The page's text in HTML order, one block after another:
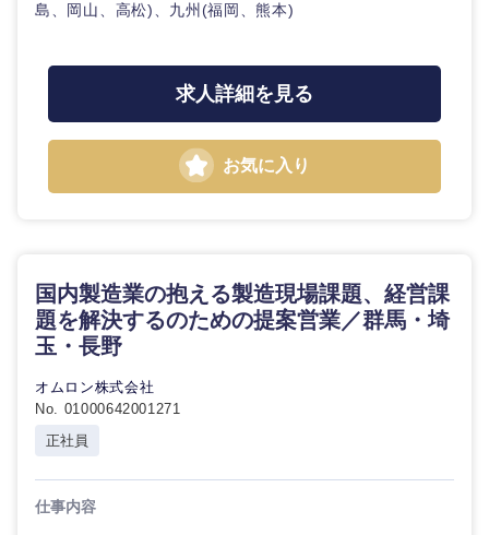
専門職
技術職
金融専門
職
メディカ
ル
不動産専門職
建設・施工管理
その他
コンサル・シンクタンク
マスメディア
人材・アウトソーシング
栃木県
千葉県 東京都
神奈川県
島、岡山、高松)、九州(福岡、熊本)
求人詳細を見る
お気に入り
国内製造業の抱える製造現場課題、経営課
題を解決するのための提案営業／群馬・埼
玉・長野
オムロン株式会社
No. 01000642001271
正社員
仕事内容